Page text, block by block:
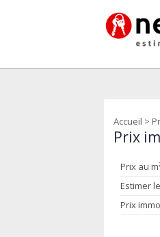
Accueil >
Prix
Prix au
Estimer
Prix